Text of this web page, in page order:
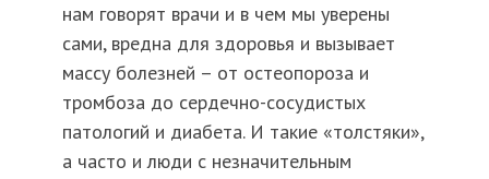
нам говорят врачи и в чем мы уверены
сами, вредна для здоровья и вызывает
массу болезней – от остеопороза и
тромбоза до сердечно-сосудистых
патологий и диабета. И такие «толстяки»,
а часто и люди с незначительным